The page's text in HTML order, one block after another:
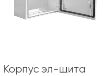
Корпус эл-щита